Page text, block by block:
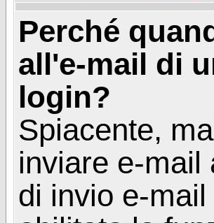
Perché
all'e-mail di
login?
Spiacente,
inviare e-mail
di invio e-